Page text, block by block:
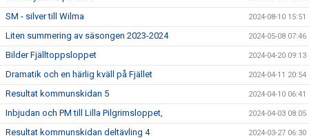
SM - silver till Wilma 2024-08-10 15:51
Liten summering av säsongen 2023-2024 2024-05-08 07:46
Bilder Fjälltoppsloppet 2024-04-20 09:13
Dramatik och en härlig kväll på Fjället 2024-04-11 20:54
Resultat kommunskidan 5 2024-04-10 06:41
Inbjudan och PM till Lilla Pilgrimsloppet, 2024-04-03 08:05
Resultat kommunskidan deltävling 4 2024-03-27 06:30